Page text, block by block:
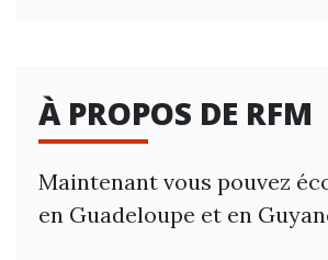
À PROPOS DE RFM
Maintenant vous pouvez
en Guadeloupe et en